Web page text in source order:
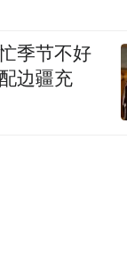
季节不好
边疆充